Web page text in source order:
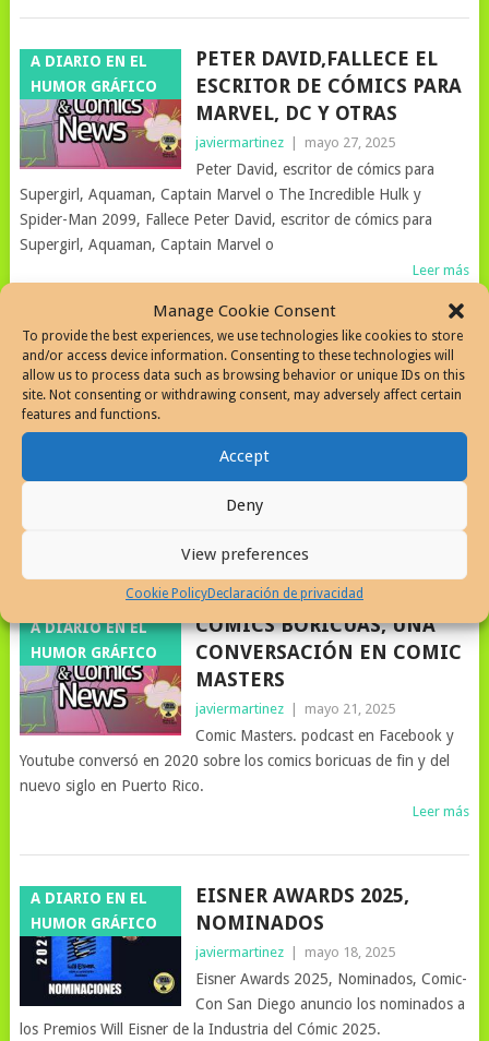
Manage Cookie Consent
To provide the best experiences, we use technologies like cookies to store
and/or access device information. Consenting to these technologies will
allow us to process data such as browsing behavior or unique IDs on this
site. Not consenting or withdrawing consent, may adversely affect certain
features and functions.
Accept
Deny
View preferences
Cookie PolicyDeclaración de privacidad
A DIARIO EN EL
HUMOR GRÁFICO
PETER DAVID,FALLECE EL
ESCRITOR DE CÓMICS PARA
MARVEL, DC Y OTRAS
javiermartinez mayo 27, 2025
Peter David, escritor de cómics para
Supergirl, Aquaman, Captain Marvel o The Incredible Hulk y
Spider-Man 2099, Fallece Peter David, escritor de cómics para
Supergirl, Aquaman, Captain Marvel o
Leer más
A DIARIO EN EL
HUMOR GRÁFICO
EN DEFENSA DEL COMIC,
UN BUEN TEMA PARA
ENCUESTAS
Pepe Vásquez, su obra en comics es
reseñada, Félix Joaquín Rivera autor del reportaje, brinda tambien
una defensa del arte secuencial en 1989
A DIARIO EN EL
HUMOR GRÁFICO
COMICS BORICUAS, UNA
CONVERSACIÓN EN COMIC
MASTERS
javiermartinez mayo 21, 2025
Comic Masters. podcast en Facebook y
Youtube conversó en 2020 sobre los comics boricuas de fin y del
nuevo siglo en Puerto Rico.
Leer más
A DIARIO EN EL
HUMOR GRÁFICO
EISNER AWARDS 2025,
NOMINADOS
javiermartinez mayo 18, 2025
Eisner Awards 2025, Nominados, Comic-
Con San Diego anuncio los nominados a
los Premios Will Eisner de la Industria del Cómic 2025.